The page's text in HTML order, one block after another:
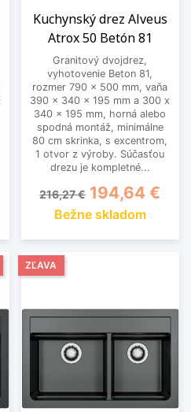
Kuchynský drez Alveus
Atrox 50 Betón 81
Granitový dvojdrez,
vyhotovenie Beton 81,
rozmer 790 x 500 mm, vaňa
390 x 340 x 195 mm a 300 x
340 x 195 mm, horná alebo
spodná montáž, minimálne
80 cm skrinka, s excentrom,
1 otvor z výroby. Súčasťou
drezu je kompletné...
Základná cena
216,27 € Cena
194,64 €
Bežne skladom
ZĽAVA